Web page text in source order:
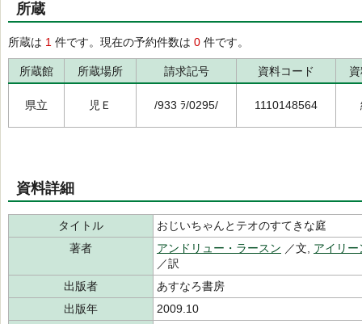
所蔵
所蔵は 1 件です。現在の予約件数は 0 件です。
所蔵館 所蔵場所 請求記号 資料コード
県立 児Ｅ /933 ﾗ/0295/ 1110148564
資料詳細
タイトル
おじいちゃんとテオのすてきな庭
著者
アンドリュー・ラースン ／文, アイリ
／訳
出版者
あすなろ書房
出版年
2009.10